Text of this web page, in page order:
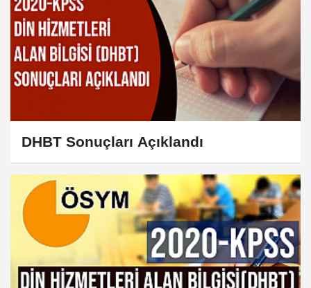
DHBT Sonuçları Açıklandı